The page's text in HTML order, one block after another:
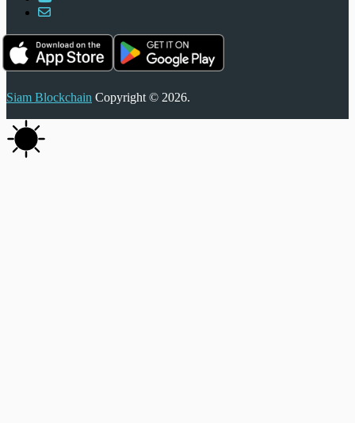
Siam Blockchain Copyright © 2026.